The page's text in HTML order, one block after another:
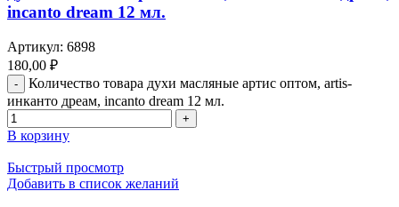
incanto dream 12 мл.
Артикул: 6898
180,00 ₽
Количество товара духи масляные артис оптом, artis-
инканто дреам, incanto dream 12 мл.
В корзину
Быстрый просмотр
Добавить в список желаний